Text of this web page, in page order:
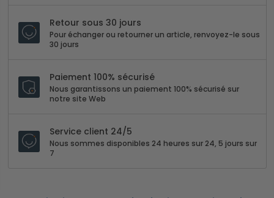
Retour sous 30 jours
Pour échanger ou retourner un article, renvoyez-le sous
30 jours
Paiement 100% sécurisé
Nous garantissons un paiement 100% sécurisé sur
notre site Web
Service client 24/5
Nous sommes disponibles 24 heures sur 24, 5 jours sur
7